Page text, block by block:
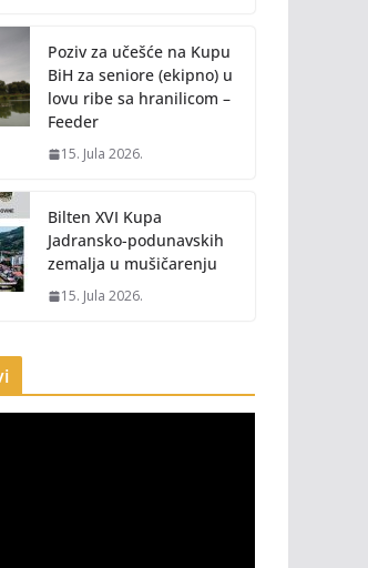
Poziv za učešće na Kupu
BiH za seniore (ekipno) u
lovu ribe sa hranilicom –
Feeder
15. Jula 2026.
Bilten XVI Kupa
Jadransko-podunavskih
zemalja u mušičarenju
15. Jula 2026.